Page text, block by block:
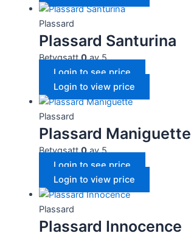
Plassard
Plassard Santurina
Betygsatt0av 5
Login to see price
Login to view price
Plassard
Plassard Maniguette
Betygsatt0av 5
Login to see price
Login to view price
Plassard
Plassard Innocence